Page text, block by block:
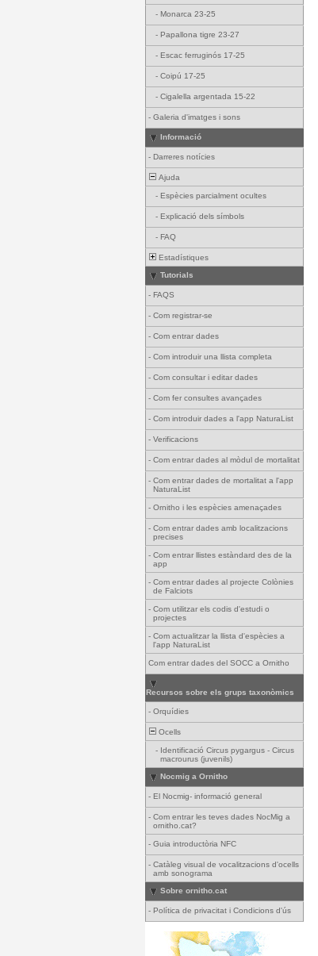
- Monarca 23-25
- Papallona tigre 23-27
- Escac ferruginós 17-25
- Coipú 17-25
- Cigalella argentada 15-22
- Galeria d'imatges i sons
Informació
- Darreres notícies
Ajuda
- Espècies parcialment ocultes
- Explicació dels símbols
- FAQ
Estadístiques
Tutorials
- FAQS
- Com registrar-se
- Com entrar dades
- Com introduir una llista completa
- Com consultar i editar dades
- Com fer consultes avançades
- Com introduir dades a l'app NaturaList
- Verificacions
- Com entrar dades al mòdul de mortalitat
- Com entrar dades de mortalitat a l'app
NaturaList
- Ornitho i les espècies amenaçades
- Com entrar dades amb localitzacions
precises
- Com entrar llistes estàndard des de la
app
- Com entrar dades al projecte Colònies
de Falciots
- Com utilitzar els codis d'estudi o
projectes
- Com actualitzar la llista d'espècies a
l'app NaturaList
Com entrar dades del SOCC a Ornitho
Recursos sobre els grups taxonòmics
- Orquídies
Ocells
- Identificació Circus pygargus - Circus
macrourus (juvenils)
Nocmig a Ornitho
- El Nocmig- informació general
- Com entrar les teves dades NocMig a
ornitho.cat?
- Guia introductòria NFC
- Catàleg visual de vocalitzacions d'ocells
amb sonograma
Sobre ornitho.cat
- Política de privacitat i Condicions d'ús